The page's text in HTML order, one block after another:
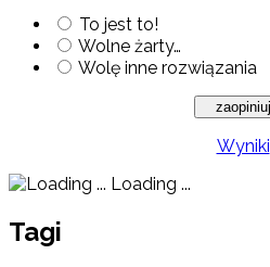
To jest to!
Wolne żarty…
Wolę inne rozwiązania
Wyniki
Loading ...
Tagi